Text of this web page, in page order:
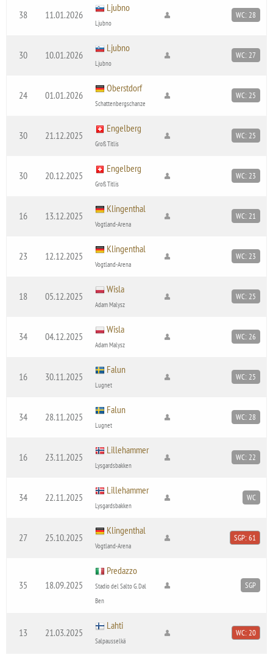
38 11.01.2026
Ljubno
Ljubno
WC: 28
30 10.01.2026
Ljubno
Ljubno
WC: 27
24 01.01.2026
Oberstdorf
Schattenbergschanze
WC: 25
30 21.12.2025
Engelberg
Groß Titlis
WC: 25
30 20.12.2025
Engelberg
Groß Titlis
WC: 23
16 13.12.2025
Klingenthal
Vogtland-Arena
WC: 21
23 12.12.2025
Klingenthal
Vogtland-Arena
WC: 23
18 05.12.2025
Wisla
Adam Malysz
WC: 25
34 04.12.2025
Wisla
Adam Malysz
WC: 26
16 30.11.2025
Falun
Lugnet
WC: 25
34 28.11.2025
Falun
Lugnet
WC: 28
16 23.11.2025
Lillehammer
Lysgardsbakken
WC: 22
34 22.11.2025
Lillehammer
Lysgardsbakken
WC
27 25.10.2025
Klingenthal
Vogtland-Arena
SGP: 61
35 18.09.2025
Predazzo
Stadio del Salto G. Dal
Ben
SGP
13 21.03.2025
Lahti
Salpausselkä
WC: 20